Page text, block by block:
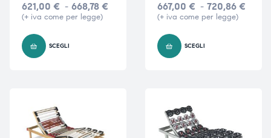
621,00 € - 668,78 €
(+ iva come per legge)
SCEGLI
667,00 € - 720,86 €
(+ iva come per legge)
SCEGLI